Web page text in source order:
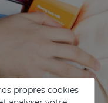
propres cookies